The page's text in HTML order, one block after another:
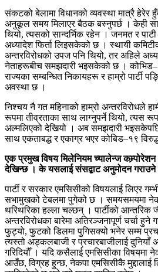
संकटको बेलामा विधानको व्यवस्था मात्रै
अनुकूल समय मिलाएर बैठक बस्नुपर्छ । केही
थियो, त्यसको सान्दर्भिक रहेन । जनमत र
अध्यादेश फिर्ता लिइसकेको छ । स्थायी
अन्तरविरोधको उपज पनि थियो, तर अहिले
नेताहरूबीच समझदारी भइसकेको छ ।
राज्यका सम्बन्धित निकायहरू र हाम्रो पार्टी
अवस्था छ ।
निश्चय नै गत महिनाको हाम्रो अन्तरविरोधले
रूपमा तीव्रताका साथ लाग्नुपर्ने थियो, त्यस
अल्मलिएको देखियो । अब समझदारी भइसकेपछि
साथ एकताबद्ध र एकाग्र भएर कोबिड–१९
एक प्रमुख विषय मिलेनियम च्यालेन्ज
देखिन्छ । के यसलाई संसद्बाट अनुमोदन गराउने
पार्टी र सरकार एमसिसीको विषयलाई लिएर
सभामुखको टेबलमा पुगेको छ । समयसमयमा
थरिथरिका हल्ला चल्छन् । पार्टीको आन्तरिक
अन्तरविरोधका बारेमा अतिरञ्जनापूर्ण चर्चा
फुट्यो, फुटको डिलमा पुगिसक्यो भनेर सम्म
त्यस्तो अड्कलबाजी र प्रचारबाजीलाई दुनियाँ
गरिदियौँ । यदि कसैलाई एमसिसीका विषयमा
आउँछ, विग्रह हुन्छ, नेकपा एमसिसीकै